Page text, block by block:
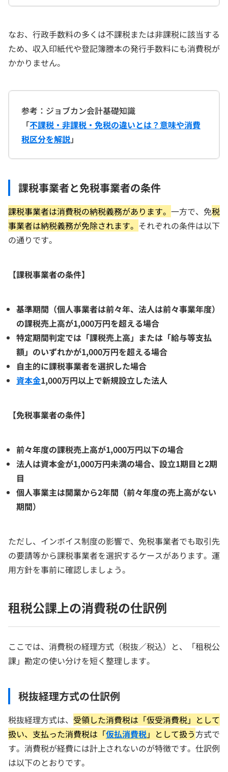
なお、行政手数料の多くは不課税または非課税に該当する
ため、収入印紙代や登記簿謄本の発行手数料にも消費税が
かかりません。
参考：ジョブカン会計基礎知識
「不課税・非課税・免税の違いとは？意味や消費
税区分を解説」
課税事業者と免税事業者の条件
課税事業者は消費税の納税義務があります。 一方で、免税
事業者は納税義務が免除されます。 それぞれの条件は以下
の通りです。
【課税事業者の条件】
基準期間（個人事業者は前々年、法人は前々事業年度）
の課税売上高が1,000万円を超える場合
特定期間判定では「課税売上高」または「給与等支払
額」のいずれかが1,000万円を超える場合
自主的に課税事業者を選択した場合
資本金1,000万円以上で新規設立した法人
【免税事業者の条件】
前々年度の課税売上高が1,000万円以下の場合
法人は資本金が1,000万円未満の場合、設立1期目と2期
目
個人事業主は開業から2年間（前々年度の売上高がない
期間）
ただし、インボイス制度の影響で、免税事業者でも取引先
の要請等から課税事業者を選択するケースがあります。運
用方針を事前に確認しましょう。
租税公課上の消費税の仕訳例
ここでは、消費税の経理方式（税抜／税込）と、「租税公
課」勘定の使い分けを短く整理します。
税抜経理方式の仕訳例
税抜経理方式は、 受領した消費税は「仮受消費税」として
扱い、支払った消費税は「仮払消費税」として扱う方式で
す。消費税が経費には計上されないのが特徴です。仕訳例
は以下のとおりです。